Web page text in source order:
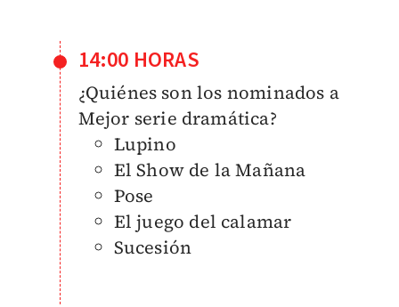
14:00 HORAS
¿Quiénes son los nominados a
Mejor serie dramática?
Lupino
El Show de la Mañana
Pose
El juego del calamar
Sucesión